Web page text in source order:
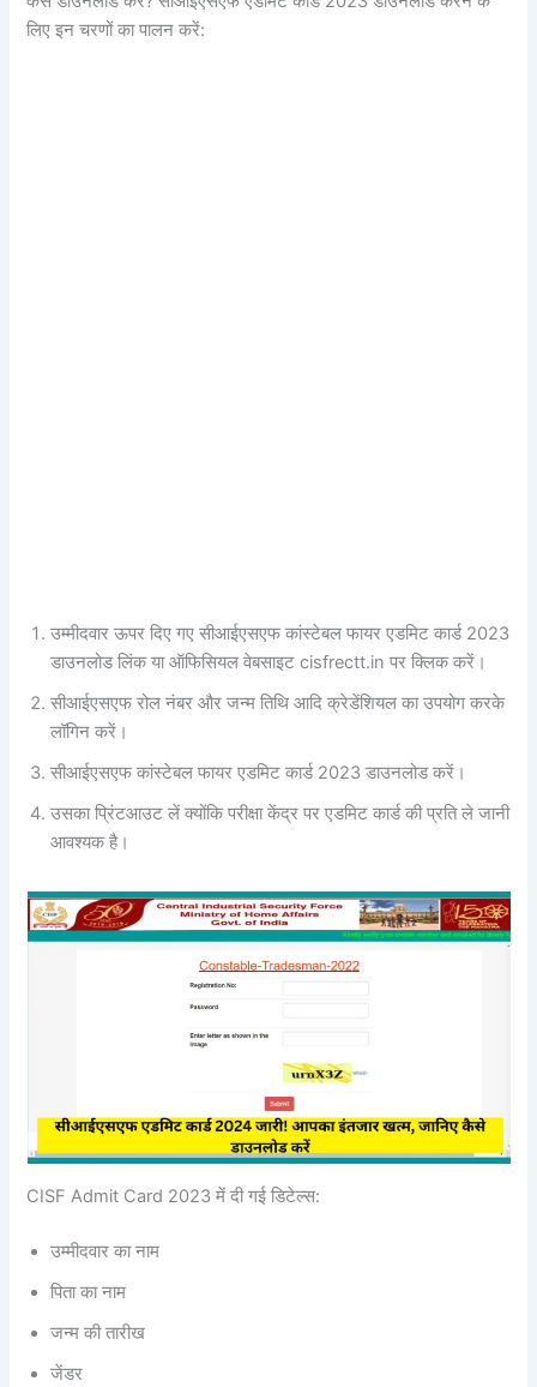
लिए इन चरणों का पालन करें:
उम्मीदवार ऊपर दिए गए सीआईएसएफ कांस्टेबल फायर एडमिट कार्ड 2023
डाउनलोड लिंक या ऑफिसियल वेबसाइट cisfrectt.in पर क्लिक करें।
सीआईएसएफ रोल नंबर और जन्म तिथि आदि क्रेडेंशियल का उपयोग करके
लॉगिन करें।
सीआईएसएफ कांस्टेबल फायर एडमिट कार्ड 2023 डाउनलोड करें।
उसका प्रिंटआउट लें क्योंकि परीक्षा केंद्र पर एडमिट कार्ड की प्रति ले जानी
आवश्यक है।
CISF Admit Card 2023 में दी गई डिटेल्स:
उम्मीदवार का नाम
पिता का नाम
जन्म की तारीख
जेंडर